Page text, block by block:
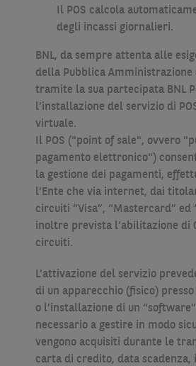
Il POS calcola
degli incassi giornalieri.
BNL, da sempre attenta alle
della Pubblica Amministrazione
tramite la sua partecipata BNL
l’installazione del servizio di
virtuale.
Il POS ("point of sale", ovvero
pagamento elettronico")
la gestione dei pagamenti,
l’Ente che via internet, dai
circuiti “Visa”, “Mastercard” ed
inoltre prevista l’abilitazione di
circuiti.
L’attivazione del servizio
di un apparecchio (fisico) presso
o l’installazione di un
necessario a gestire in modo
vengono acquisiti durante le
carta di credito, data scadenza,